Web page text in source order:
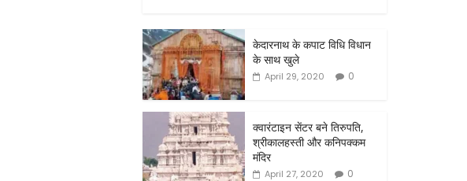
c
e
b
o
o
k
itt
er
ai ar
e
केदारनाथ के कपाट विधि विधान
के साथ खुले
April 29, 2020 0
क्वारंटाइन सेंटर बने तिरुपति,
श्रीकालहस्ती और कनिपक्कम
मंदिर
April 27, 2020 0